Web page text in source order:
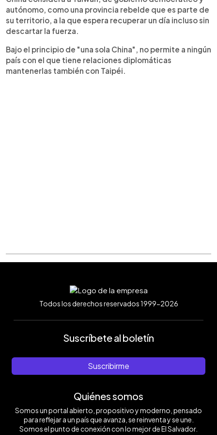
autónomo, como una provincia rebelde que es parte de
su territorio, a la que espera recuperar un día incluso sin
descartar la fuerza.
Bajo el principio de "una sola China", no permite a ningún
país con el que tiene relaciones diplomáticas
mantenerlas también con Taipéi.
Todos los derechos reservados 1999-2026
Suscríbete al boletín
Suscribirme
Quiénes somos
Somos un portal abierto, propositivo y moderno, pensado
para reflejar a un país que avanza, se reinventa y se une.
Somos el punto de conexión con lo mejor de El Salvador.